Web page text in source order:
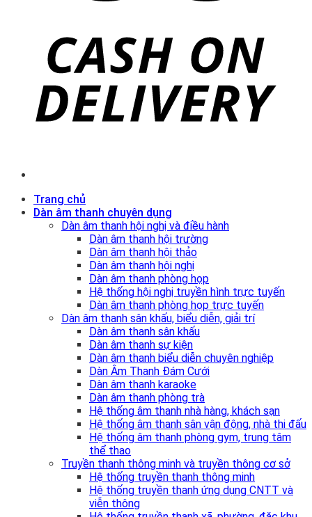
Trang chủ
Dàn âm thanh chuyên dụng
Dàn âm thanh hội nghị và điều hành
Dàn âm thanh hội trường
Dàn âm thanh hội thảo
Dàn âm thanh hội nghị
Dàn âm thanh phòng họp
Hệ thống hội nghị truyền hình trực tuyến
Dàn âm thanh phòng họp trực tuyến
Dàn âm thanh sân khấu, biểu diễn, giải trí
Dàn âm thanh sân khấu
Dàn âm thanh sự kiện
Dàn âm thanh biểu diễn chuyên nghiệp
Dàn Âm Thanh Đám Cưới
Dàn âm thanh karaoke
Dàn âm thanh phòng trà
Hệ thống âm thanh nhà hàng, khách sạn
Hệ thống âm thanh sân vận động, nhà thi đấu
Hệ thống âm thanh phòng gym, trung tâm
thể thao
Truyền thanh thông minh và truyền thông cơ sở
Hệ thống truyền thanh thông minh
Hệ thống truyền thanh ứng dụng CNTT và
viễn thông